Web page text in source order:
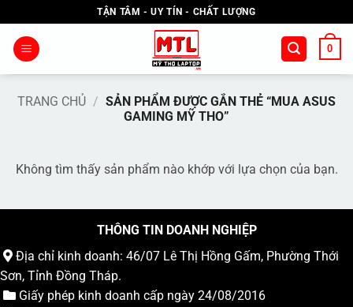
qua
nội
TẬN TÂM - UY TÍN - CHẤT LƯỢNG
0
TRANG CHỦ / SẢN PHẨM ĐƯỢC GẮN THẺ “MUA ASUS
GAMING MỸ THO”
Không tìm thấy sản phẩm nào khớp với lựa chọn của bạn.
THÔNG TIN DOANH NGHIỆP
Địa chỉ kinh doanh: 46/07 Lê Thị Hồng Gấm, Phường Thới
Sơn, Tỉnh Đồng Tháp.
Giấy phép kinh doanh cấp ngày 24/08/2016